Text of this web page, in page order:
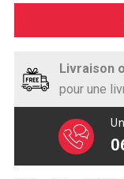
TABLE DE
TABLE
Livraison
pour une